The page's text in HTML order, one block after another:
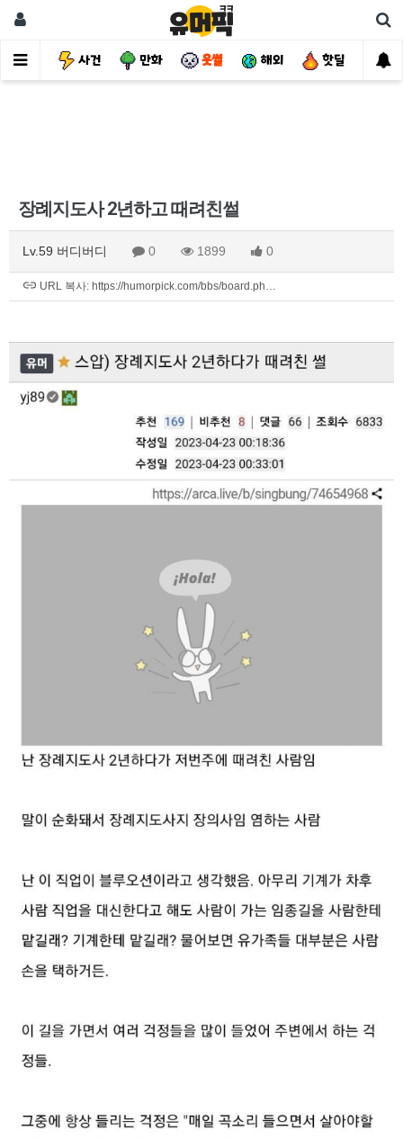
유머 사건 만화 웃썰 해외 핫딜 자
장례지도사 2년하고 때려친썰
Lv.59 버디버디 0 1899 0
URL 복사: https://humorpick.com/bbs/board.ph…